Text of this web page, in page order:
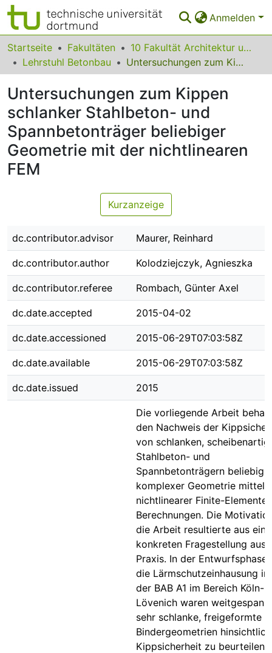
Anmelden
Bereiche & Sammlungen
Das gesamte Repositorium
Statistiken
FAQ
Leitlinien
Zurück zur Startseite
Startseite Fakultäten
10 Fakultät Architektur und Bauingenieurwesen
Lehrstuhl Betonbau
Untersuchungen zum Kippen schlanker Stahlbeton- und Spannbetonträger beliebiger Geometrie mit der nichtlinearen FEM
Untersuchungen zum Kippen
schlanker Stahlbeton- und
Spannbetonträger beliebiger
Geometrie mit der nichtlinearen
FEM
Kurzanzeige
dc.contributor.advisor Maurer, Reinhard
dc.contributor.author Kolodziejczyk, Agnieszka
dc.contributor.referee Rombach, Günter Axel
dc.date.accepted 2015-04-02
dc.date.accessioned 2015-06-29T07:03:58Z
dc.date.available 2015-06-29T07:03:58Z
dc.date.issued 2015
Die vorliegende Arbeit
den Nachweis der
von schlanken,
Stahlbeton- und
Spannbetonträgern beliebig
komplexer Geometrie mittels
nichtlinearer Finite-Elemente
Berechnungen. Die
die Arbeit resultierte aus
konkreten Fragestellung aus
Praxis. In der Entwurfsphase
die Lärmschutzeinhausung
der BAB A1 im Bereich Köln-
Lövenich waren
sehr schlanke, freigeformte
Bindergeometrien
Kippsicherheit zu beurteilen.